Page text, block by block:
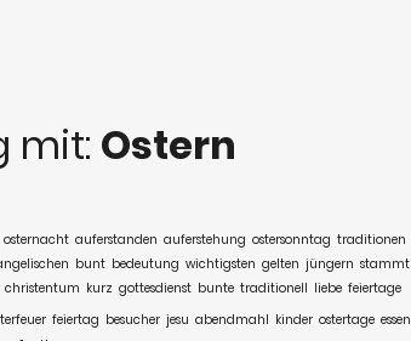
mit: Ostern
osternacht auferstanden auferstehung ostersonntag traditionen
bunt bedeutung wichtigsten gelten jüngern stammt
christentum kurz gottesdienst bunte traditionell liebe feiertage
feiertag besucher jesu abendmahl kinder ostertage essen